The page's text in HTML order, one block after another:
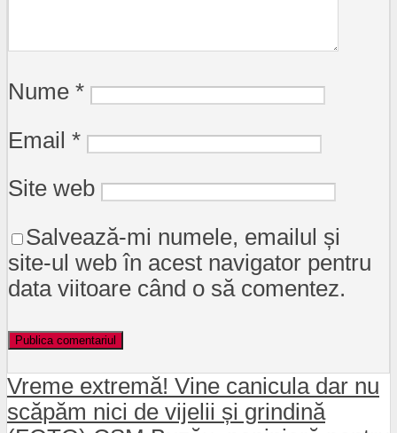
Nume *
Email *
Site web
Salvează-mi numele, emailul și
site-ul web în acest navigator pentru
data viitoare când o să comentez.
Vreme extremă! Vine canicula dar nu
scăpăm nici de vijelii și grindină